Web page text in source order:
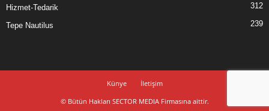
Hizmet-Tedarik 312
Tepe Nautilus 239
Künye
İletişim
© Bütün Hakları SECTOR MEDIA Firmasına aittir.